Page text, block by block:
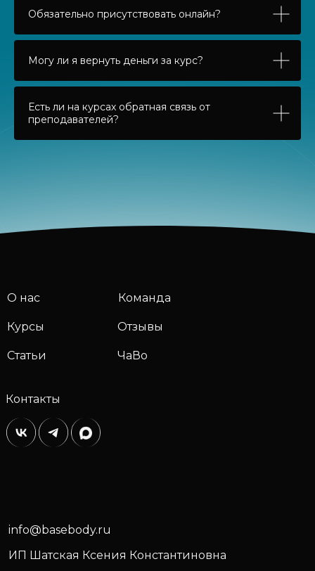
Обязательно присутствовать онлайн?
Могу ли я вернуть деньги за курс?
Есть ли на курсах обратная связь от
преподавателей?
О нас
Курсы
Статьи
Команда
Отзывы
ЧаВо
Контакты
ИП Шатская Ксения Константиновна
info@basebody.ru